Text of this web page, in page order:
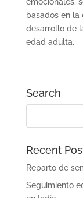
emocionales,
basados en
desarrollo de
edad adulta.
Search
Recent
Reparto de
Seguimiento